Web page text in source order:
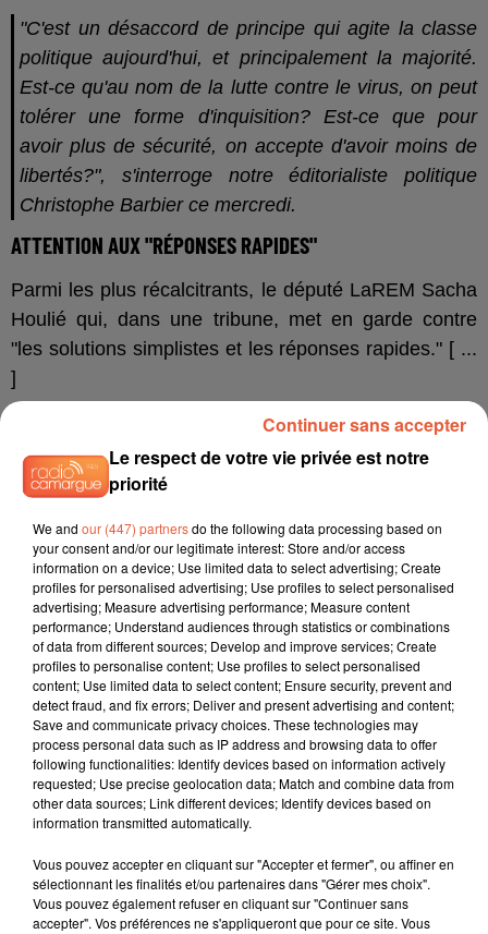
"C'est un désaccord de principe qui agite la classe
politique aujourd'hui, et principalement la majorité.
Est-ce qu'au nom de la lutte contre le virus, on peut
tolérer une forme d'inquisition? Est-ce que pour
avoir plus de sécurité, on accepte d'avoir moins de
libertés?", s'interroge notre éditorialiste politique
Christophe Barbier ce mercredi.
ATTENTION AUX "RÉPONSES RAPIDES"
Parmi les plus récalcitrants, le député LaREM Sacha
Houlié qui, dans une tribune, met en garde contre
"les solutions simplistes et les réponses rapides." [ ...
]
ICI
Source: BFM.fr/Hugo Septier
Le respect de votre vie privée est notre
priorité
We and our (447) partnersdo the following data processing based on
your consent and/or our legitimate interest: Store and/or access
information on a device; Use limited data to select advertising; Create
profiles for personalised advertising; Use profiles to select personalised
advertising; Measure advertising performance; Measure content
performance; Understand audiences through statistics or combinations
of data from different sources; Develop and improve services; Create
profiles to personalise content; Use profiles to select personalised
content; Use limited data to select content; Ensure security, prevent and
detect fraud, and fix errors; Deliver and present advertising and content;
Save and communicate privacy choices. These technologies may
process personal data such as IP address and browsing data to offer
following functionalities: Identify devices based on information actively
requested; Use precise geolocation data; Match and combine data from
other data sources; Link different devices; Identify devices based on
information transmitted automatically.
Vous pouvez accepter en cliquant sur "Accepter et fermer", ou affiner en
sélectionnant les finalités et/ou partenaires dans "Gérer mes choix".
Vous pouvez également refuser en cliquant sur "Continuer sans
accepter". Vos préférences ne s'appliqueront que pour ce site. Vous
Continuer sans accepter